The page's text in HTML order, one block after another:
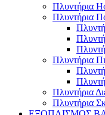
Πλυντήρια
Πλυντήρια
Πλυντήρια
Πλυντήρια
Πλυντήρια